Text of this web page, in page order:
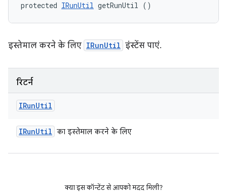
protected IRunUtil getRunUtil ()
इस्तेमाल करने के लिए IRunUtil इंस्टेंस पाएं.
रिटर्न
IRunUtil
IRunUtil का इस्तेमाल करने के लिए
क्या इस कॉन्टेंट से आपको मदद मिली?